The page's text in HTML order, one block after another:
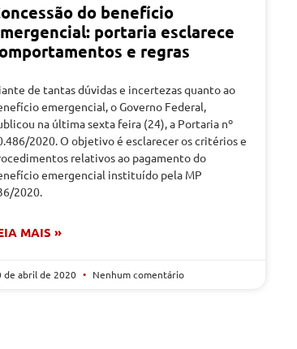
do benefício
portaria esclarece
e regras
de tantas dúvidas e incertezas quanto ao
emergencial, o Governo Federal,
na última sexta feira (24), a Portaria nº
2020. O objetivo é esclarecer os critérios e
relativos ao pagamento do
emergencial instituído pela MP
2020.
MAIS »
de abril de 2020 Nenhum comentário